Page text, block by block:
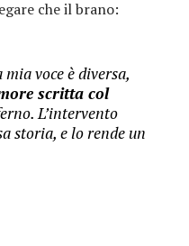
che il brano:
voce è diversa,
scritta col
L’intervento
storia, e lo rende un